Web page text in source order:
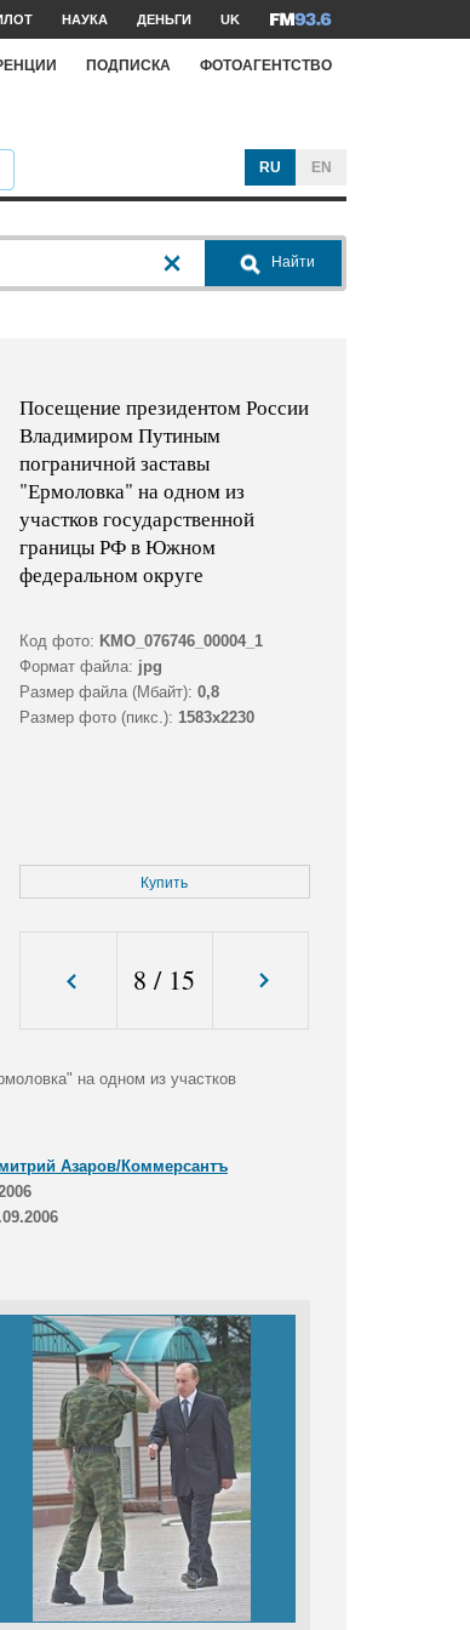
НАУКА ДЕНЬГИ UK
ПОДПИСКА ФОТОАГЕНТСТВО
RU EN
Найти
Посещение президентом России
Владимиром Путиным
пограничной заставы
"Ермоловка" на одном из
участков государственной
границы РФ в Южном
федеральном округе
Код фото: KMO_076746_00004_1
Формат файла: jpg
Размер файла (Мбайт): 0,8
Размер фото (пикс.): 1583x2230
Купить
8 / 15
на одном из участков
Азаров/Коммерсантъ